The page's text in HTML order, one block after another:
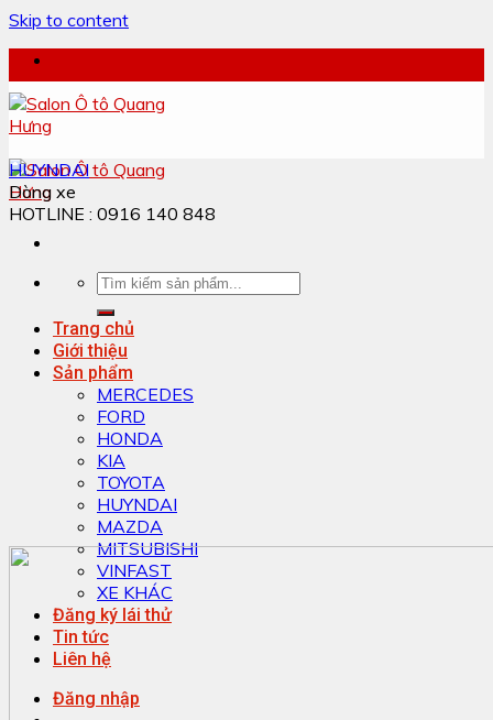
Skip to content
Trang chủ
Giới thiệu
Sản phẩm
MERCEDES
FORD
HONDA
KIA
TOYOTA
HUYNDAI
MAZDA
MITSUBISHI
VINFAST
XE KHÁC
Đăng ký lái thử
Tin tức
Liên hệ
Đăng nhập
HUYNDAI
Dòng xe
HOTLINE : 0916 140 848